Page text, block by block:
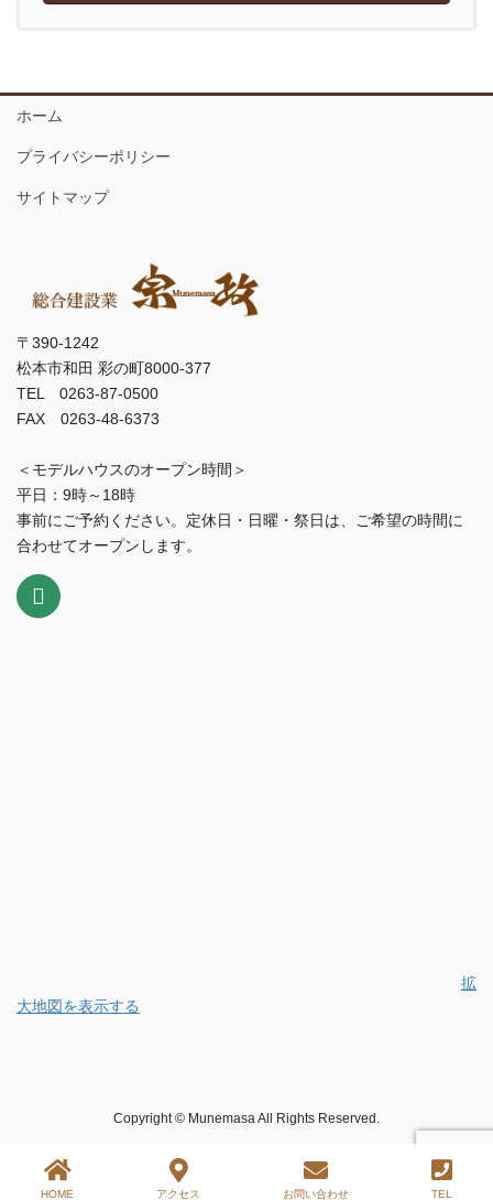
ホーム
プライバシーポリシー
サイトマップ
〒390-1242
松本市和田 彩の町8000-377
TEL 0263-87-0500
FAX 0263-48-6373
＜モデルハウスのオープン時間＞
平日：9時～18時
事前にご予約ください。定休日・日曜・祭日は、ご希望の時間に
合わせてオープンします。
拡
大地図を表示する
Copyright © Munemasa All Rights Reserved.
HOME アクセス お問い合わせ TEL